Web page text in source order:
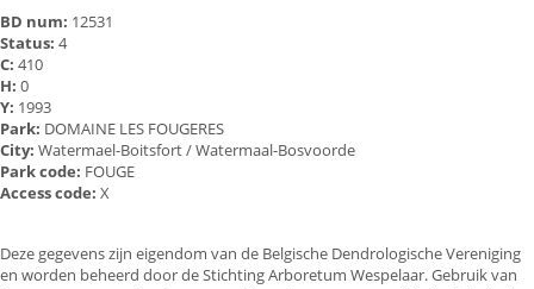
BD num: 12531
Status: 4
C: 410
H: 0
Y: 1993
Park: DOMAINE LES FOUGERES
City: Watermael-Boitsfort / Watermaal-Bosvoorde
Park code: FOUGE
Access code: X
Deze gegevens zijn eigendom van de Belgische Dendrologische Vereniging
en worden beheerd door de Stichting Arboretum Wespelaar. Gebruik van